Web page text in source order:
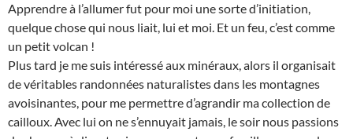
Apprendre à l’allumer fut pour moi une sorte d’initiation,
quelque chose qui nous liait, lui et moi. Et un feu, c’est comme
un petit volcan !
Plus tard je me suis intéressé aux minéraux, alors il organisait
de véritables randonnées naturalistes dans les montagnes
avoisinantes, pour me permettre d’agrandir ma collection de
cailloux. Avec lui on ne s’ennuyait jamais, le soir nous passions